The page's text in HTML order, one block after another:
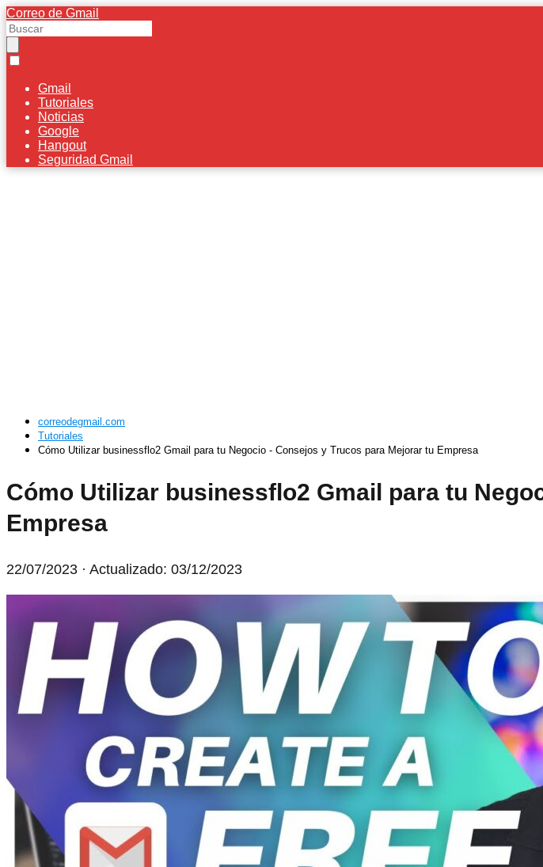
Correo de Gmail
Gmail
Tutoriales
Noticias
Google
Hangout
Seguridad Gmail
correodegmail.com
Tutoriales
Cómo Utilizar businessflo2 Gmail para tu Negocio - Consejos y Trucos para Mejorar tu Empresa
Cómo Utilizar businessflo2 Gmail para tu
Empresa
22/07/2023 · Actualizado: 03/12/2023